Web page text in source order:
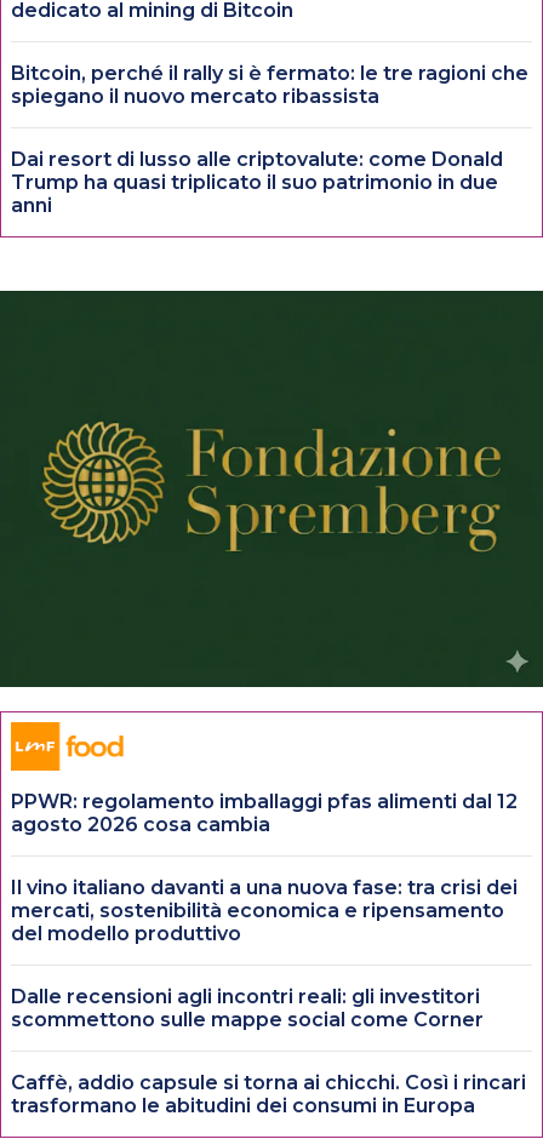
dedicato al mining di Bitcoin
Bitcoin, perché il rally si è fermato: le tre ragioni che
spiegano il nuovo mercato ribassista
Dai resort di lusso alle criptovalute: come Donald
Trump ha quasi triplicato il suo patrimonio in due
anni
PPWR: regolamento imballaggi pfas alimenti dal 12
agosto 2026 cosa cambia
Il vino italiano davanti a una nuova fase: tra crisi dei
mercati, sostenibilità economica e ripensamento
del modello produttivo
Dalle recensioni agli incontri reali: gli investitori
scommettono sulle mappe social come Corner
Caffè, addio capsule si torna ai chicchi. Così i rincari
trasformano le abitudini dei consumi in Europa